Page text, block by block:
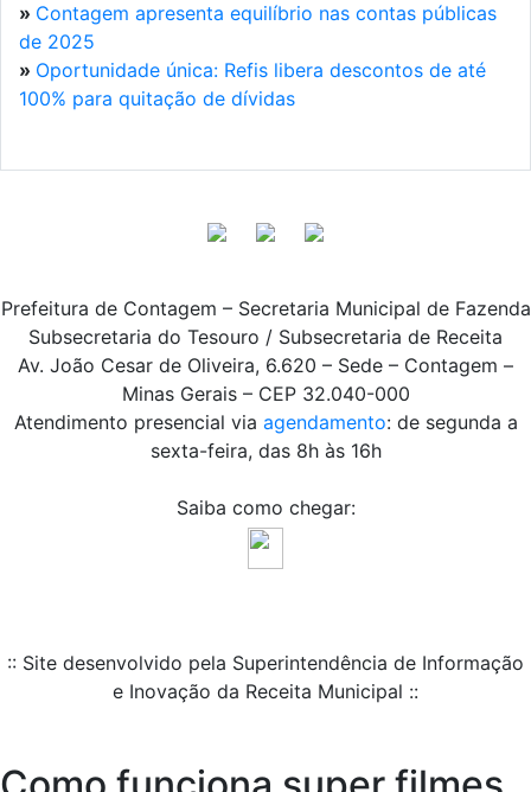
» Contagem apresenta equilíbrio nas contas públicas
de 2025
» Oportunidade única: Refis libera descontos de até
100% para quitação de dívidas
Prefeitura de Contagem – Secretaria Municipal de Fazenda
Subsecretaria do Tesouro / Subsecretaria de Receita
Av. João Cesar de Oliveira, 6.620 – Sede – Contagem –
Minas Gerais – CEP 32.040-000
Atendimento presencial via agendamento: de segunda a
sexta-feira, das 8h às 16h
Saiba como chegar:
:: Site desenvolvido pela Superintendência de Informação
e Inovação da Receita Municipal ::